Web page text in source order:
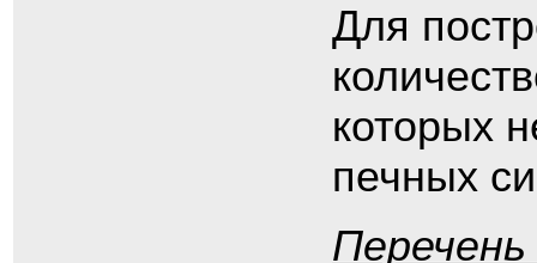
Для
которых
печных